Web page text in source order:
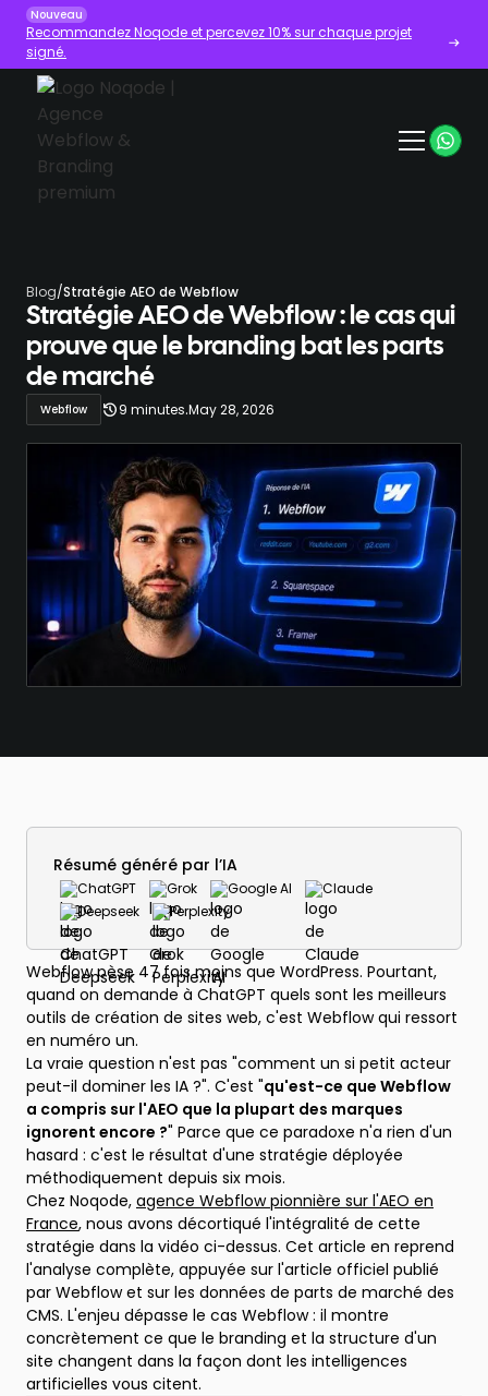
Nouveau
Recommandez Noqode et percevez 10% sur chaque projet
signé.
Blog/Stratégie AEO de Webflow
Stratégie AEO de Webflow : le cas qui
prouve que le branding bat les parts
de marché
Webflow 9 minutes.May 28, 2026
Résumé généré par l’IA
ChatGPT Grok Google AI
Claude
Deepseek
Perplexity
Webflow pèse 47 fois moins que WordPress. Pourtant,
quand on demande à ChatGPT quels sont les meilleurs
outils de création de sites web, c'est Webflow qui ressort
en numéro un.
La vraie question n'est pas "comment un si petit acteur
peut-il dominer les IA ?". C'est "qu'est-ce que Webflow
a compris sur l'AEO que la plupart des marques
ignorent encore ?" Parce que ce paradoxe n'a rien d'un
hasard : c'est le résultat d'une stratégie déployée
méthodiquement depuis six mois.
Chez Noqode, agence Webflow pionnière sur l'AEO en
France, nous avons décortiqué l'intégralité de cette
stratégie dans la vidéo ci-dessus. Cet article en reprend
l'analyse complète, appuyée sur l'article officiel publié
par Webflow et sur les données de parts de marché des
CMS. L'enjeu dépasse le cas Webflow : il montre
concrètement ce que le branding et la structure d'un
site changent dans la façon dont les intelligences
artificielles vous citent.